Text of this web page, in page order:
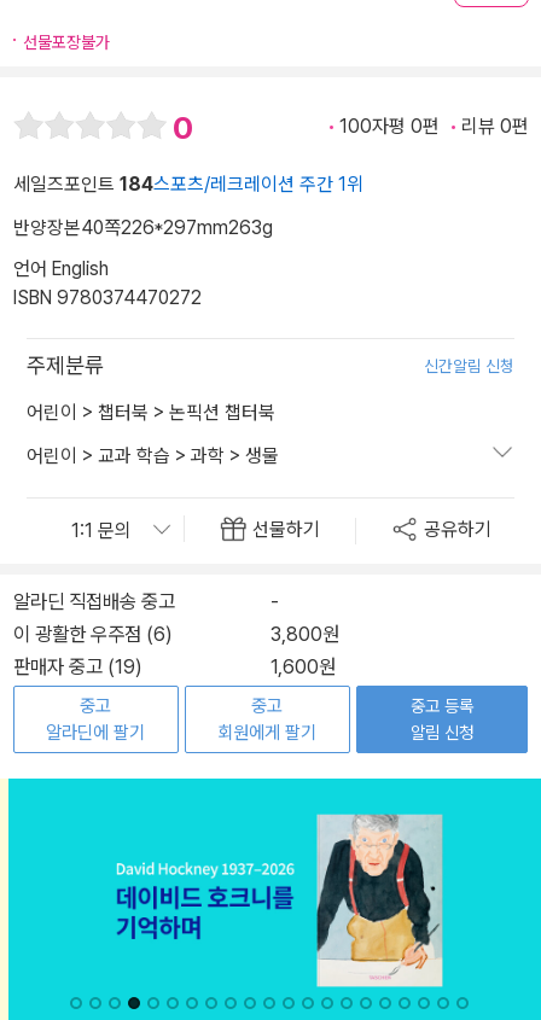
선물포장불가
0 100자평 0편 리뷰 0편
세일즈포인트 184스포츠/레크레이션 주간 1위
반양장본40쪽226*297mm263g
언어 English
ISBN 9780374470272
주제분류 신간알림 신청
어린이 > 챕터북 > 논픽션 챕터북
어린이 > 교과 학습 > 과학 > 생물
선물하기 공유하기
알라딘 직접배송 중고
-
이 광활한 우주점 (6)
3,800원
판매자 중고 (19)
1,600원
중고
알라딘에 팔기
중고
회원에게 팔기
중고 등록
알림 신청